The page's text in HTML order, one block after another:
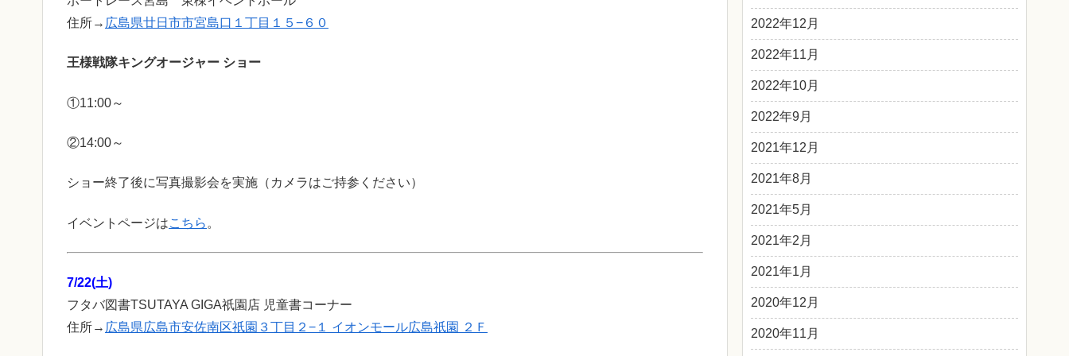
住所→ 広島県廿日市市宮島口１丁目１５−６０
王様戦隊キングオージャー ショー
①11:00～
②14:00～
ショー終了後に写真撮影会を実施（カメラはご持参ください）
イベントページはこちら 。
7/22(土)
フタバ図書TSUTAYA GIGA祇園店 児童書コーナー
住所→ 広島県広島市安佐南区祇園３丁目２−１ イオンモール広島祇園 ２Ｆ
2022年12月
2022年11月
2022年10月
2022年9月
2021年12月
2021年8月
2021年5月
2021年2月
2021年1月
2020年12月
2020年11月